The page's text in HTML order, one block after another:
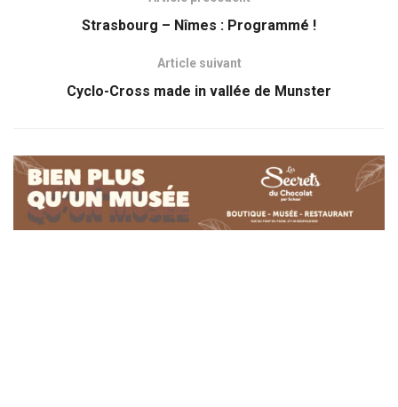
Strasbourg – Nîmes : Programmé !
Article suivant
Cyclo-Cross made in vallée de Munster